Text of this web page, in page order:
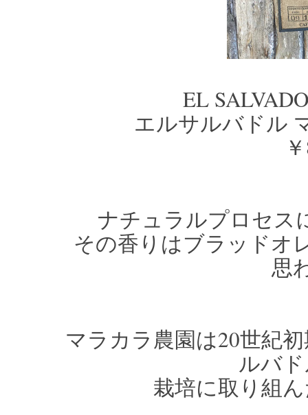
EL
エルサルバドル
ナチュラルプロセス
その香りはブラッドオ
思
マラカラ農園は20世紀
ルバ
栽培に取り組